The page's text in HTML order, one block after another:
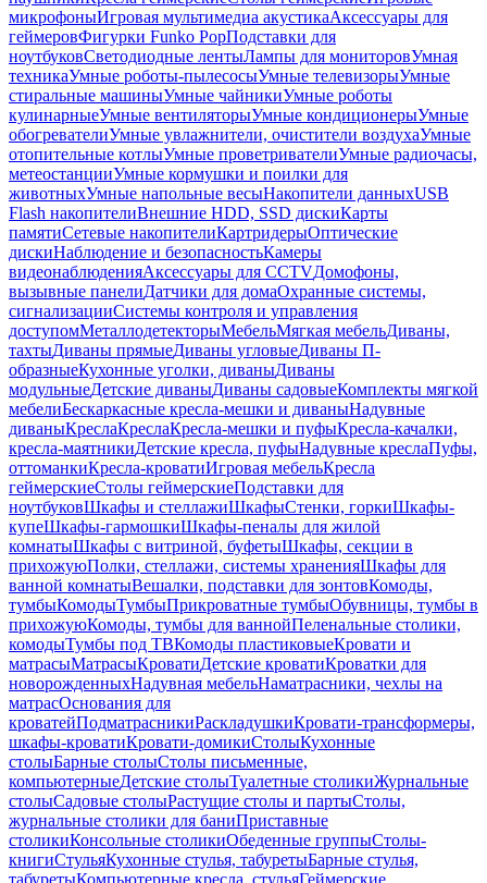
микрофоныИгровая мультимедиа акустикаАксессуары для
геймеровФигурки Funko PopПодставки для
ноутбуковСветодиодные лентыЛампы для мониторовУмная
техникаУмные роботы-пылесосыУмные телевизорыУмные
стиральные машиныУмные чайникиУмные роботы
кулинарныеУмные вентиляторыУмные кондиционерыУмные
обогревателиУмные увлажнители, очистители воздухаУмные
отопительные котлыУмные проветривателиУмные радиочасы,
метеостанцииУмные кормушки и поилки для
животныхУмные напольные весыНакопители данныхUSB
Flash накопителиВнешние HDD, SSD дискиКарты
памятиСетевые накопителиКартридерыОптические
дискиНаблюдение и безопасностьКамеры
видеонаблюденияАксессуары для CCTVДомофоны,
вызывные панелиДатчики для домаОхранные системы,
сигнализацииСистемы контроля и управления
доступомМеталлодетекторыМебельМягкая мебельДиваны,
тахтыДиваны прямыеДиваны угловыеДиваны П-
образныеКухонные уголки, диваныДиваны
модульныеДетские диваныДиваны садовыеКомплекты мягкой
мебелиБескаркасные кресла-мешки и диваныНадувные
диваныКреслаКреслаКресла-мешки и пуфыКресла-качалки,
кресла-маятникиДетские кресла, пуфыНадувные креслаПуфы,
оттоманкиКресла-кроватиИгровая мебельКресла
геймерскиеСтолы геймерскиеПодставки для
ноутбуковШкафы и стеллажиШкафыСтенки, горкиШкафы-
купеШкафы-гармошкиШкафы-пеналы для жилой
комнатыШкафы с витриной, буфетыШкафы, секции в
прихожуюПолки, стеллажи, системы храненияШкафы для
ванной комнатыВешалки, подставки для зонтовКомоды,
тумбыКомодыТумбыПрикроватные тумбыОбувницы, тумбы в
прихожуюКомоды, тумбы для ваннойПеленальные столики,
комодыТумбы под ТВКомоды пластиковыеКровати и
матрасыМатрасыКроватиДетские кроватиКроватки для
новорожденныхНадувная мебельНаматрасники, чехлы на
матрасОснования для
кроватейПодматрасникиРаскладушкиКровати-трансформеры,
шкафы-кроватиКровати-домикиСтолыКухонные
столыБарные столыСтолы письменные,
компьютерныеДетские столыТуалетные столикиЖурнальные
столыСадовые столыРастущие столы и партыСтолы,
журнальные столики для баниПриставные
столикиКонсольные столикиОбеденные группыСтолы-
книгиСтульяКухонные стулья, табуретыБарные стулья,
табуретыКомпьютерные кресла, стульяГеймерские